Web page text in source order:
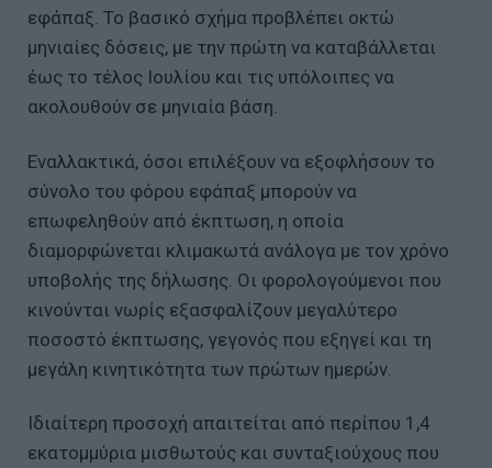
εφάπαξ. Το βασικό σχήμα προβλέπει οκτώ
μηνιαίες δόσεις, με την πρώτη να καταβάλλεται
έως το τέλος Ιουλίου και τις υπόλοιπες να
ακολουθούν σε μηνιαία βάση.
Εναλλακτικά, όσοι επιλέξουν να εξοφλήσουν το
σύνολο του φόρου εφάπαξ μπορούν να
επωφεληθούν από έκπτωση, η οποία
διαμορφώνεται κλιμακωτά ανάλογα με τον χρόνο
υποβολής της δήλωσης. Οι φορολογούμενοι που
κινούνται νωρίς εξασφαλίζουν μεγαλύτερο
ποσοστό έκπτωσης, γεγονός που εξηγεί και τη
μεγάλη κινητικότητα των πρώτων ημερών.
Ιδιαίτερη προσοχή απαιτείται από περίπου 1,4
εκατομμύρια μισθωτούς και συνταξιούχους που